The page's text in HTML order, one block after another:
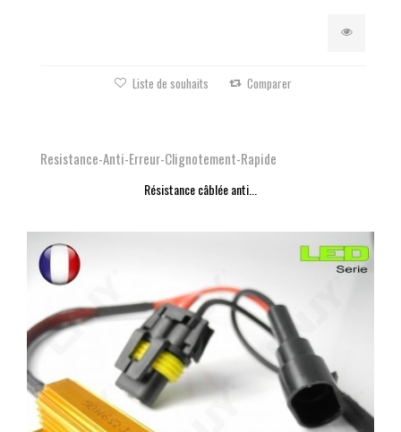
Liste de souhaits Comparer
Resistance-Anti-Erreur-Clignotement-Rapide
Résistance câblée anti...